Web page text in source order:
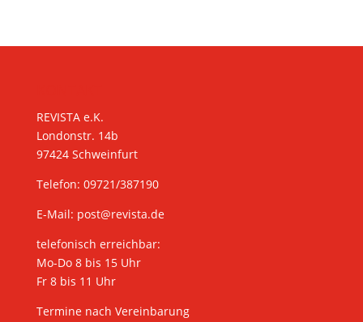
REVISTA e.K.
Londonstr. 14b
97424 Schweinfurt
Telefon: 09721/387190
E-Mail: post@revista.de
telefonisch erreichbar:
Mo-Do 8 bis 15 Uhr
Fr 8 bis 11 Uhr
Termine nach Vereinbarung